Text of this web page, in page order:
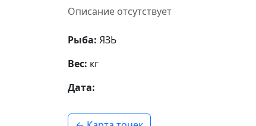
Описание отсутствует
Рыба: ЯЗЬ
Вес: кг
Дата: